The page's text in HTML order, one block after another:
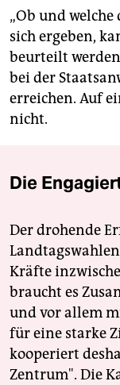
„Ob und
sich ergeben,
beurteilt
bei der
erreichen. Auf
nicht.
Die
Der drohende
Kräfte
braucht es
und vor allem
für eine starke
kooperiert
Zentrum". Die